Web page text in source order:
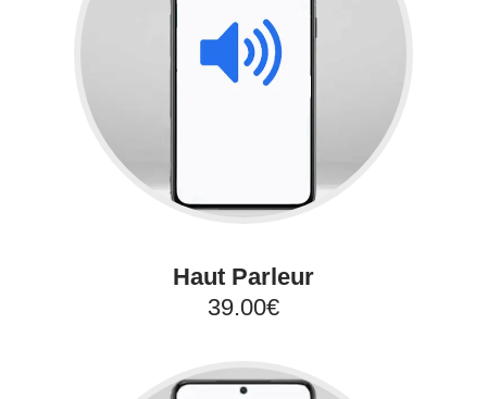
Haut Parleur
39.00€